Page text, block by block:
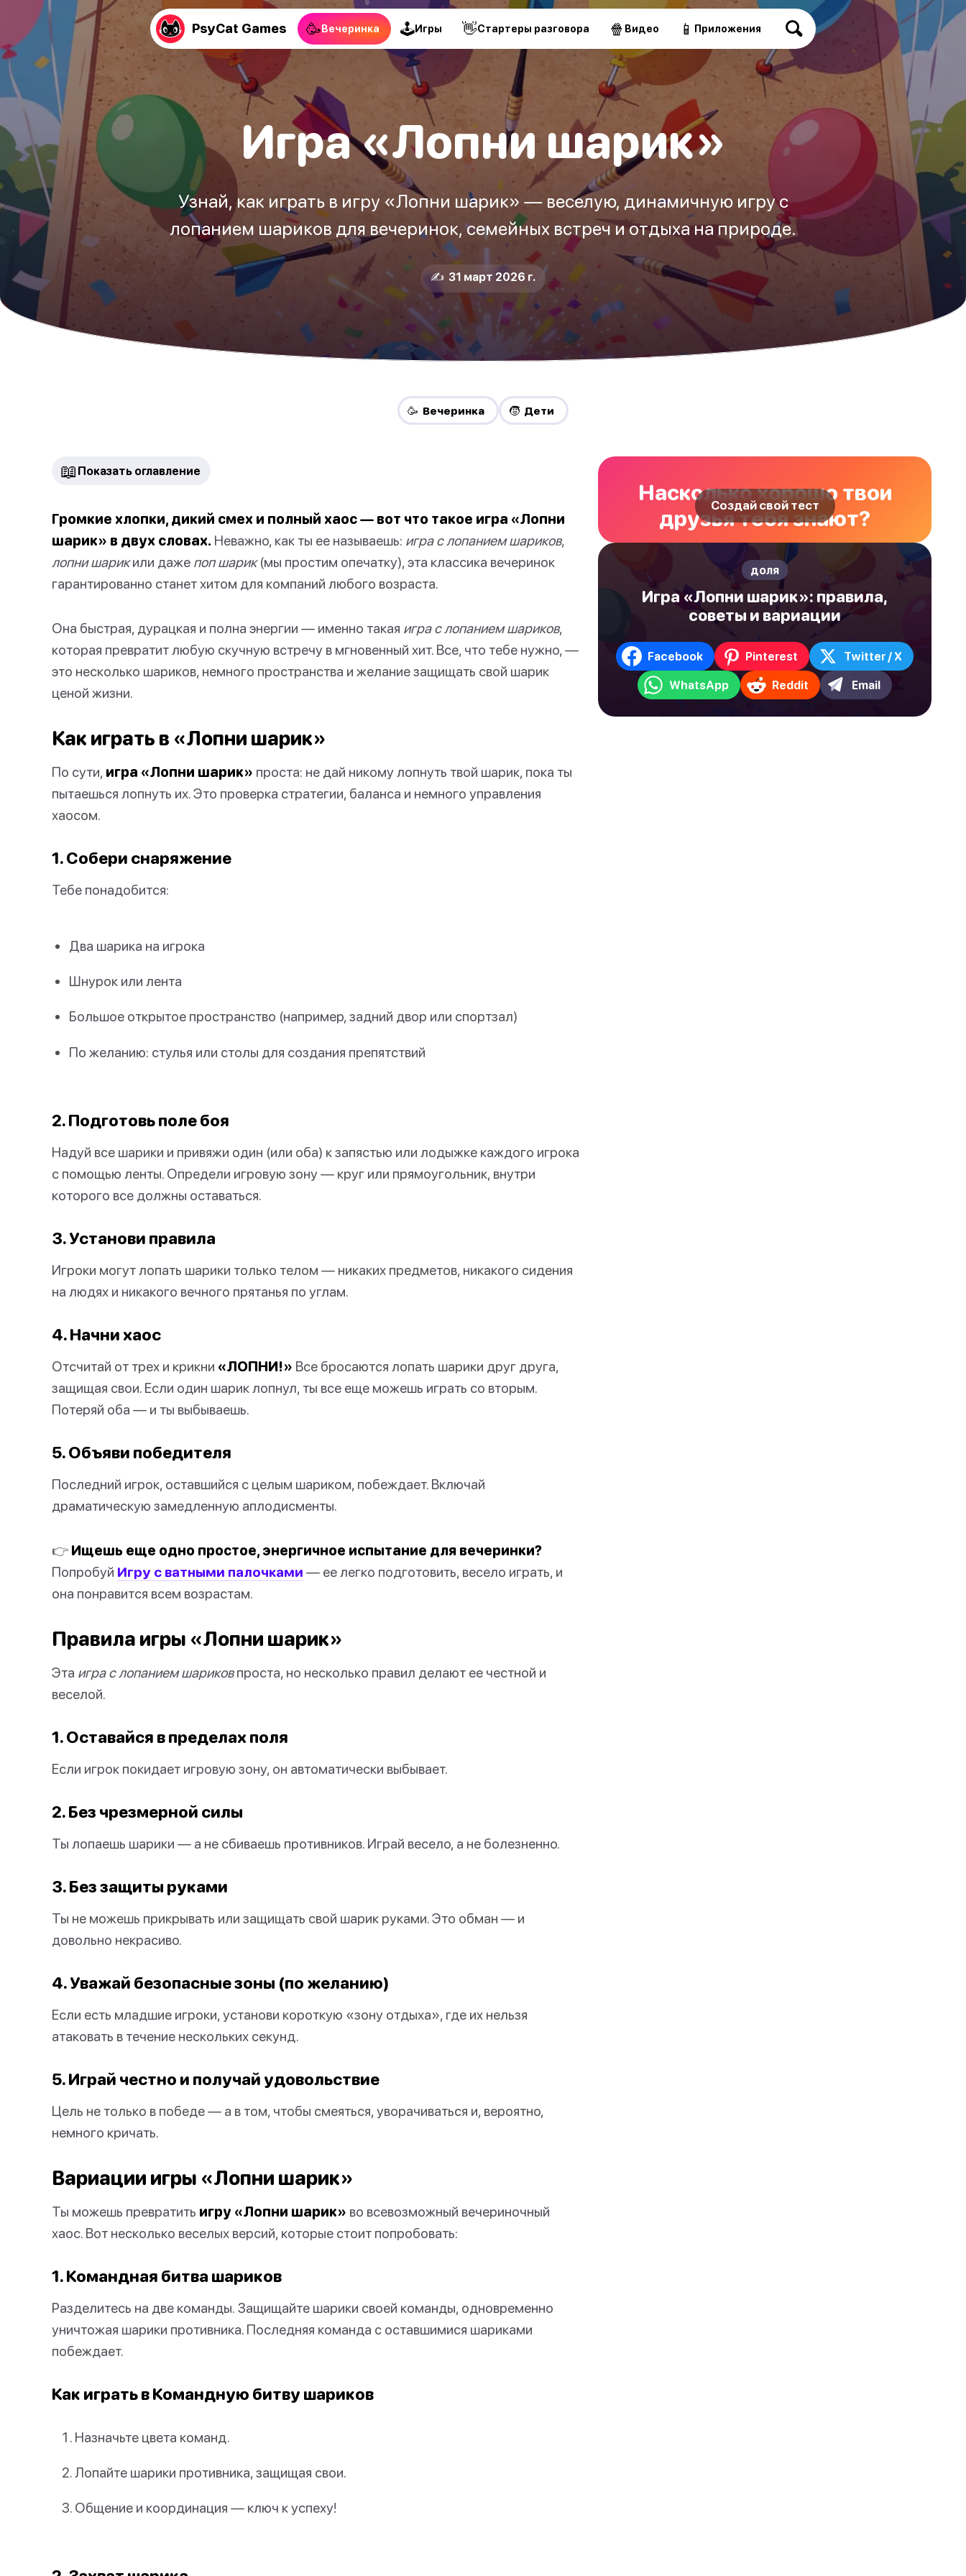
PsyCat Games 🥳Вечеринка 🕹Игры 👋Стартеры разговора 🍿 Видео 📱 Приложения
Игра «Лопни шарик»
Узнай, как играть в игру «Лопни шарик» — веселую, динамичную игру с
лопанием шариков для вечеринок, семейных встреч и отдыха на природе.
✍️ 31 март 2026 г.
🥳 Вечеринка 🧒 Дети
📖 Показать оглавление
Громкие хлопки, дикий смех и полный хаос — вот что такое игра «Лопни
шарик» в двух словах. Неважно, как ты ее называешь: игра с лопанием шариков,
лопни шарикили даже поп шарик(мы простим опечатку), эта классика вечеринок
гарантированно станет хитом для компаний любого возраста.
Она быстрая, дурацкая и полна энергии — именно такая игра с лопанием шариков,
которая превратит любую скучную встречу в мгновенный хит. Все, что тебе нужно, —
это несколько шариков, немного пространства и желание защищать свой шарик
ценой жизни.
Как играть в «Лопни шарик»
По сути, игра «Лопни шарик» проста: не дай никому лопнуть твой шарик, пока ты
пытаешься лопнуть их. Это проверка стратегии, баланса и немного управления
хаосом.
1. Собери снаряжение
Тебе понадобится:
Два шарика на игрока
Шнурок или лента
Большое открытое пространство (например, задний двор или спортзал)
По желанию: стулья или столы для создания препятствий
2. Подготовь поле боя
Надуй все шарики и привяжи один (или оба) к запястью или лодыжке каждого игрока
с помощью ленты. Определи игровую зону — круг или прямоугольник, внутри
которого все должны оставаться.
3. Установи правила
Игроки могут лопать шарики только телом — никаких предметов, никакого сидения
на людях и никакого вечного прятанья по углам.
4. Начни хаос
Отсчитай от трех и крикни «ЛОПНИ!» Все бросаются лопать шарики друг друга,
защищая свои. Если один шарик лопнул, ты все еще можешь играть со вторым.
Потеряй оба — и ты выбываешь.
5. Объяви победителя
Последний игрок, оставшийся с целым шариком, побеждает. Включай
драматическую замедленную аплодисменты.
👉 Ищешь еще одно простое, энергичное испытание для вечеринки?
Попробуй Игру с ватными палочками — ее легко подготовить, весело играть, и
она понравится всем возрастам.
Правила игры «Лопни шарик»
Эта игра с лопанием шариковпроста, но несколько правил делают ее честной и
веселой.
1. Оставайся в пределах поля
Если игрок покидает игровую зону, он автоматически выбывает.
2. Без чрезмерной силы
Ты лопаешь шарики — а не сбиваешь противников. Играй весело, а не болезненно.
3. Без защиты руками
Ты не можешь прикрывать или защищать свой шарик руками. Это обман — и
довольно некрасиво.
4. Уважай безопасные зоны (по желанию)
Если есть младшие игроки, установи короткую «зону отдыха», где их нельзя
атаковать в течение нескольких секунд.
5. Играй честно и получай удовольствие
Цель не только в победе — а в том, чтобы смеяться, уворачиваться и, вероятно,
немного кричать.
Вариации игры «Лопни шарик»
Ты можешь превратить игру «Лопни шарик» во всевозможный вечериночный
хаос. Вот несколько веселых версий, которые стоит попробовать:
1. Командная битва шариков
Разделитесь на две команды. Защищайте шарики своей команды, одновременно
уничтожая шарики противника. Последняя команда с оставшимися шариками
побеждает.
Как играть в Командную битву шариков
Назначьте цвета команд.
Лопайте шарики противника, защищая свои.
Общение и координация — ключ к успеху!
Насколько хорошо твои
друзья тебя знают?
Создай свой тест
доля
Игра «Лопни шарик»: правила,
советы и вариации
Facebook Pinterest Twitter / X
WhatsApp Reddit Email